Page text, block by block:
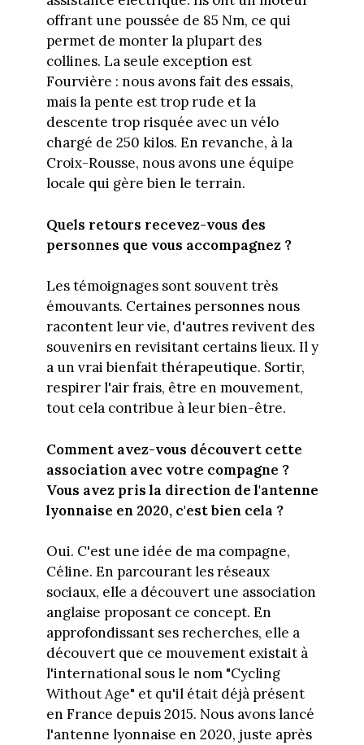
offrant une poussée de 85 Nm, ce qui
permet de monter la plupart des
collines. La seule exception est
Fourvière : nous avons fait des essais,
mais la pente est trop rude et la
descente trop risquée avec un vélo
chargé de 250 kilos. En revanche, à la
Croix-Rousse, nous avons une équipe
locale qui gère bien le terrain.
Quels retours recevez-vous des
personnes que vous accompagnez ?
Les témoignages sont souvent très
émouvants. Certaines personnes nous
racontent leur vie, d'autres revivent des
souvenirs en revisitant certains lieux. Il y
a un vrai bienfait thérapeutique. Sortir,
respirer l'air frais, être en mouvement,
tout cela contribue à leur bien-être.
Comment avez-vous découvert cette
association avec votre compagne ?
Vous avez pris la direction de l'antenne
lyonnaise en 2020, c'est bien cela ?
Oui. C'est une idée de ma compagne,
Céline. En parcourant les réseaux
sociaux, elle a découvert une association
anglaise proposant ce concept. En
approfondissant ses recherches, elle a
découvert que ce mouvement existait à
l'international sous le nom "Cycling
Without Age" et qu'il était déjà présent
en France depuis 2015. Nous avons lancé
l'antenne lyonnaise en 2020, juste après